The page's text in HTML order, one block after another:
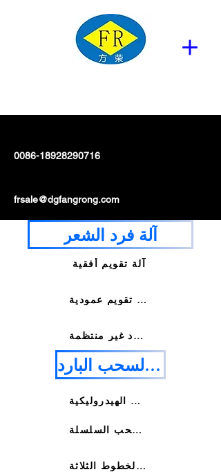
0086-18928290716
frsale@dgfangrong.com
آلة فرد الشعر
آلة تقويم أفقية
آلة تقويم عمودية
آلة فرد غير منتظمة
آلة السحب البارد
آلة السحب الهيدروليكية
آلة سحب السلسلة
آلة رسم الخطوط الثلاثة